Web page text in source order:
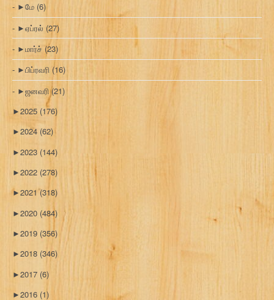
►மே (6)
►ஏப்ரல் (27)
►மார்ச் (23)
►பிப்ரவரி (16)
►ஜனவரி(21)
►2025 (176)
►2024 (62)
►2023 (144)
►2022 (278)
►2021(318)
►2020 (484)
►2019 (356)
►2018 (346)
►2017 (6)
►2016 (1)